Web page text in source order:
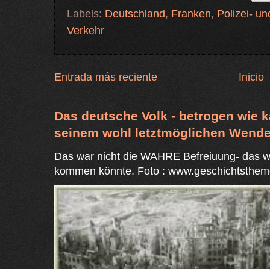
Labels: Deutschland, Franken, Polizei-
Verkehr
Entrada más reciente Inicio
Das deutsche Volk - betrogen wie
seinem wohl letztmöglichen
Das war nicht die WAHRE Befreiuung- das
kommen könnte. Foto :